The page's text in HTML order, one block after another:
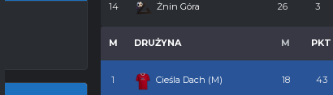
14 Żnin Góra 26 3
M DRUŻYNA M PKT
1 Cieśla Dach (M) 18 43